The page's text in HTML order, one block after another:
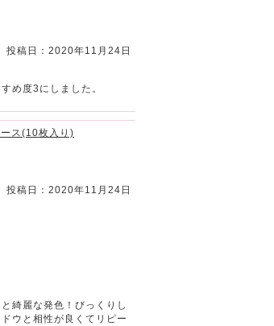
投稿日：2020年11月24日
め度3にしました。
ス(10枚入り)
投稿日：2020年11月24日
綺麗な発色！びっくりし
ウと相性が良くてリピー